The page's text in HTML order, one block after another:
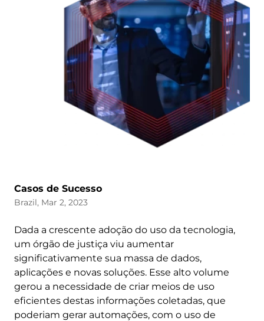
Casos de Sucesso
Brazil, Mar 2, 2023
Dada a crescente adoção do uso da tecnologia,
um órgão de justiça viu aumentar
significativamente sua massa de dados,
aplicações e novas soluções. Esse alto volume
gerou a necessidade de criar meios de uso
eficientes destas informações coletadas, que
poderiam gerar automações, com o uso de